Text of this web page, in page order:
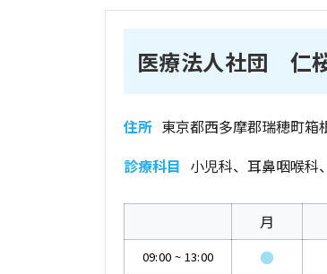
医療法人社団 仁
住所 東京都西多摩郡瑞穂町箱
診療科目 小児科、耳鼻咽喉科
月
09:00 ~ 13:00 ●